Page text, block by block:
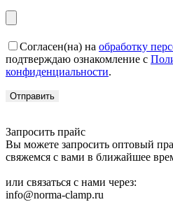
Согласен(на) на обработку
подтверждаю ознакомление с
конфиденциальности.
Запросить прайс
Вы можете запросить оптовый
свяжемся с вами в ближайшее
или связаться с нами через:
info@norma-clamp.ru